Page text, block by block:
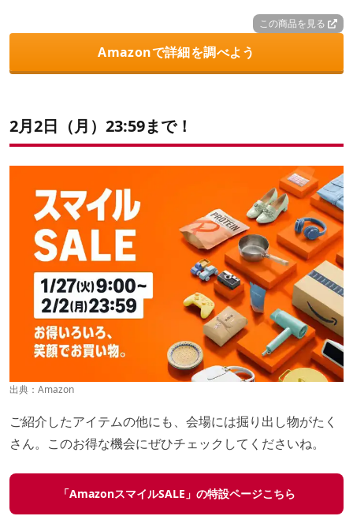
この商品を見る
Amazonで詳細を調べよう
2月2日（月）23:59まで！
出典： Amazon
ご紹介したアイテムの他にも、会場には掘り出し物がたく
さん。このお得な機会にぜひチェックしてくださいね。
「AmazonスマイルSALE」の特設ページこちら